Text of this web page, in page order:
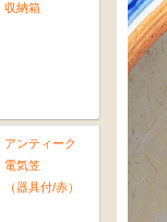
収納箱
アンティーク
電気笠
（器具付/赤）